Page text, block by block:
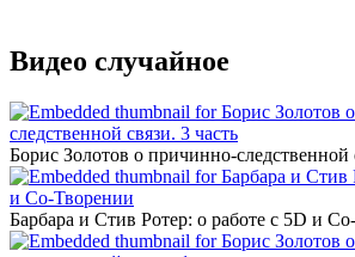
Видео случайное
Борис Золотов о причинно-следственной
Барбара и Стив Ротер: о работе с 5D и